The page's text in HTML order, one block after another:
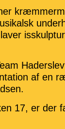
af en
17, er der